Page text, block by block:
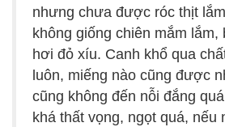
nhưng chưa được róc thịt
không giống chiên mắm lắm,
hơi đỏ xíu. Canh khổ qua
luôn, miếng nào cũng được
cũng không đến nỗi đắng
khá thất vọng, ngọt quá, nếu